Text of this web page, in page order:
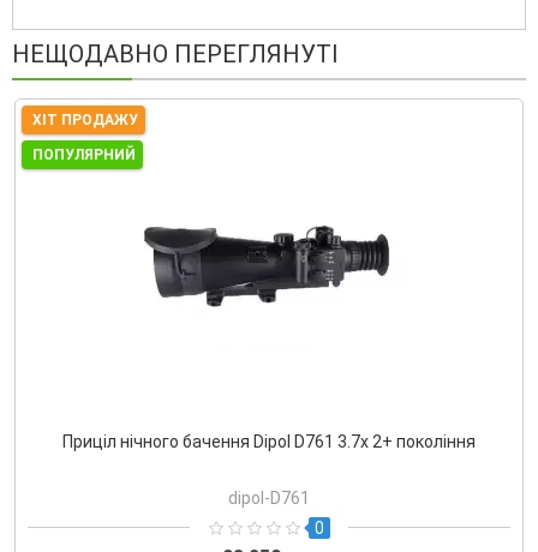
НЕЩОДАВНО ПЕРЕГЛЯНУТІ
ХІТ ПРОДАЖУ
ПОПУЛЯРНИЙ
Приціл нічного бачення Dipol D761 3.7x 2+ покоління
dipol-D761
0